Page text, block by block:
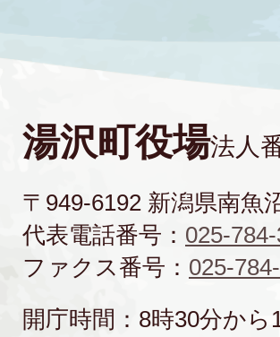
湯沢町役場法人
〒949-6192 新潟県南魚
代表電話番号： 025-
ファクス番号： 025-
開庁時間：8時30分から